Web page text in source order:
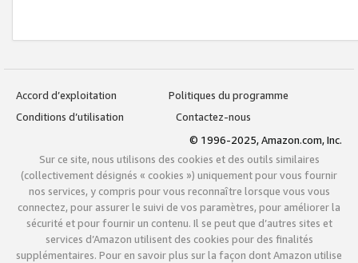
Accord d’exploitation
Politiques du programme
Conditions d’utilisation
Contactez-nous
© 1996-2025, Amazon.com, Inc.
Sur ce site, nous utilisons des cookies et des outils similaires
(collectivement désignés « cookies ») uniquement pour vous fournir
nos services, y compris pour vous reconnaître lorsque vous vous
connectez, pour assurer le suivi de vos paramètres, pour améliorer la
sécurité et pour fournir un contenu. Il se peut que d’autres sites et
services d’Amazon utilisent des cookies pour des finalités
supplémentaires. Pour en savoir plus sur la façon dont Amazon utilise